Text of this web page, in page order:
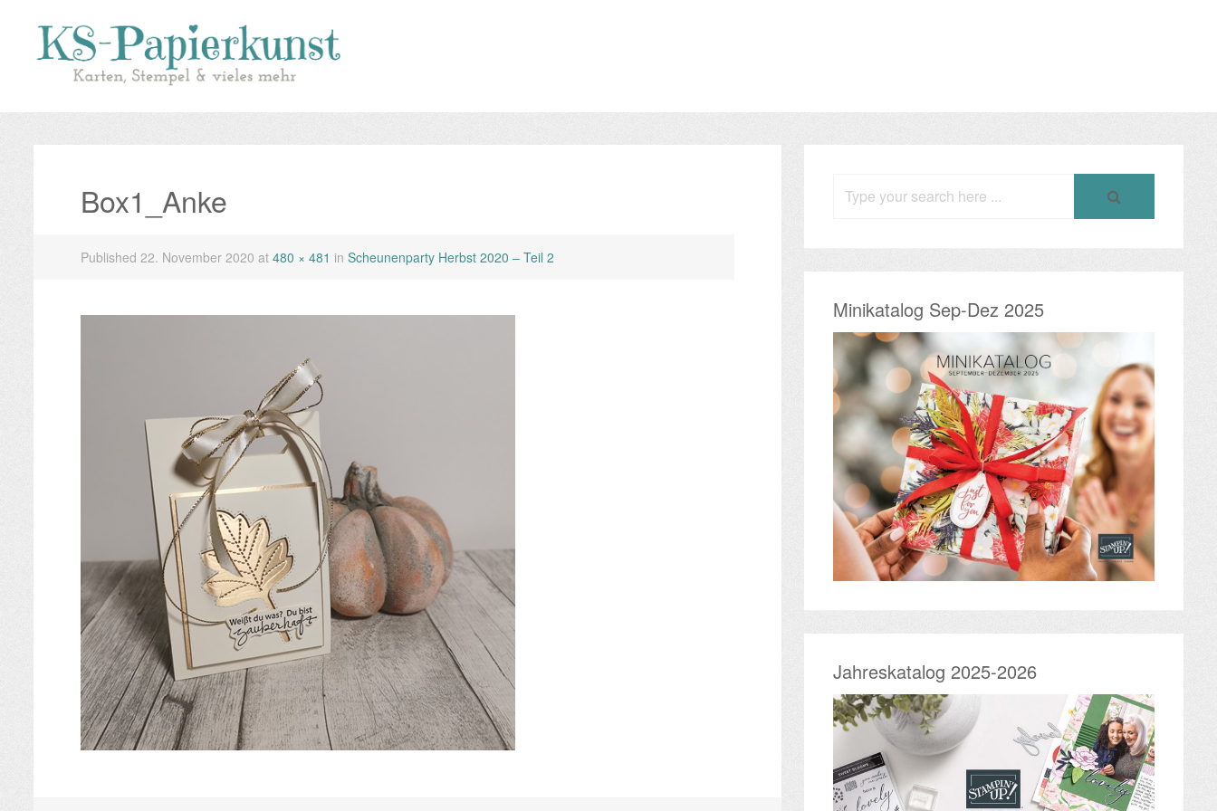
Box1_Anke
Published 22. November 2020 at 480 × 481 in Scheunenparty Herbst 2020 – Teil 2
for:
Minikatalog Sep-Dez 2025
Jahreskatalog 2025-2026